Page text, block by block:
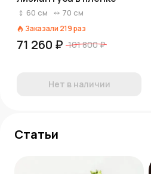
60 см 70 см
Заказали 219раз
71 260 ₽ 101 800 ₽
Нет в наличии
Статьи